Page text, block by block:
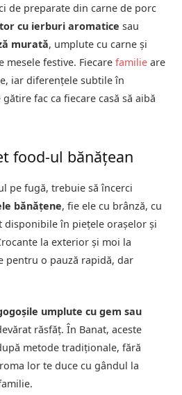
de preparate din carne de porc
cu ierburi aromatice sau
murată, umplute cu carne și
mesele festive. Fiecare familie are
iar diferențele subtile în
fac ca fiecare casă să aibă
food-ul bănățean
pe fugă, trebuie să încerci
bănățene, fie ele cu brânză, cu
disponibile în piețele orașelor și
la exterior și moi la
pentru o pauză rapidă, dar
umplute cu gem sau
răsfăț. În Banat, aceste
metode tradiționale, fără
lor te duce cu gândul la